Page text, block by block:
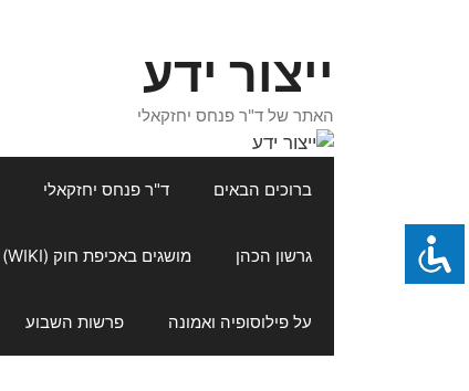
ייצור ידע
האתר של ד"ר פנחס יחזקאלי
ברוכים הבאים ד"ר פנחס יחזקאלי
גרשון הכהן מושגים באכיפת חוק (WIKI)
על פילוסופיה ואמונה פרשות השבוע